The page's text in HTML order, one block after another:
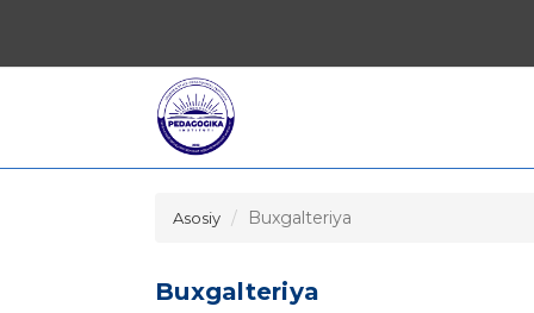
Asosiy Buxgalteriya
Buxgalteriya